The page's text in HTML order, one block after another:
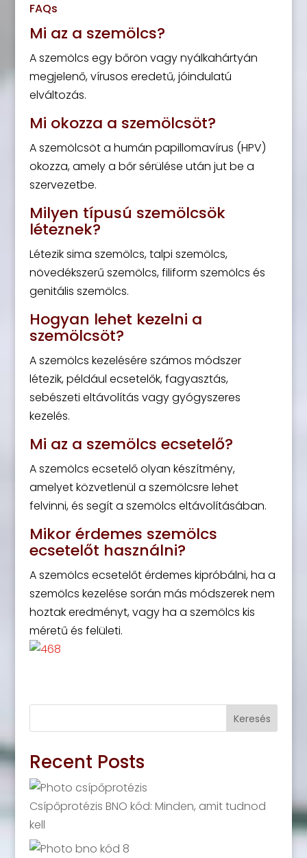
FAQs
Mi az a szemölcs?
A szemölcs egy bőrön vagy nyálkahártyán
megjelenő, vírusos eredetű, jóindulatú
elváltozás.
Mi okozza a szemölcsöt?
A szemölcsöt a humán papillomavírus (HPV)
okozza, amely a bőr sérülése után jut be a
szervezetbe.
Milyen típusú szemölcsök
léteznek?
Létezik sima szemölcs, talpi szemölcs,
növedékszerű szemölcs, filiform szemölcs és
genitális szemölcs.
Hogyan lehet kezelni a
szemölcsöt?
A szemölcs kezelésére számos módszer
létezik, például ecsetelők, fagyasztás,
sebészeti eltávolítás vagy gyógyszeres
kezelés.
Mi az a szemölcs ecsetelő?
A szemölcs ecsetelő olyan készítmény,
amelyet közvetlenül a szemölcsre lehet
felvinni, és segít a szemölcs eltávolításában.
Mikor érdemes szemölcs
ecsetelőt használni?
A szemölcs ecsetelőt érdemes kipróbálni, ha a
szemölcs kezelése során más módszerek nem
hoztak eredményt, vagy ha a szemölcs kis
méretű és felületi.
Keresés
Recent Posts
Csípőprotézis BNO kód: Minden, amit tudnod
kell